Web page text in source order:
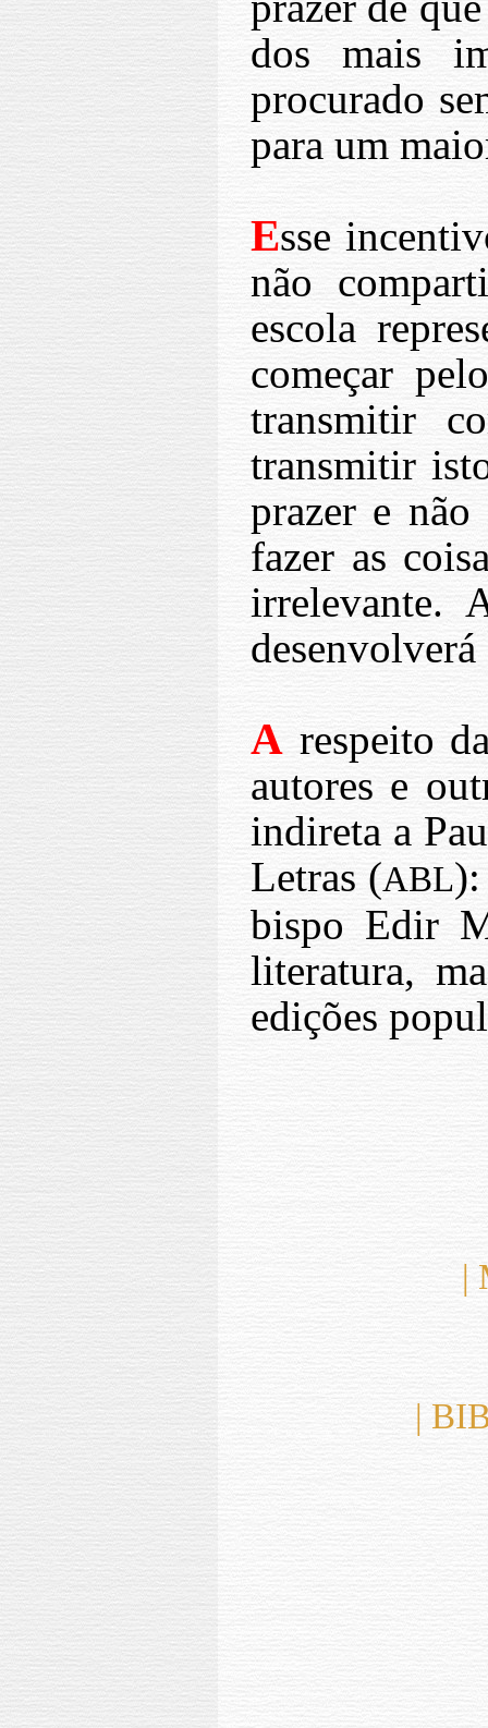
dos mais
procurado
para um
Esse
não
escola
começar
transmitir
transmitir
prazer e
fazer as
irrelevante.
A respeito
autores e
indireta a
Letras (ABL):
bispo Edir
literatura,
edições
|
|